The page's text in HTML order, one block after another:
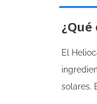
El
solares.